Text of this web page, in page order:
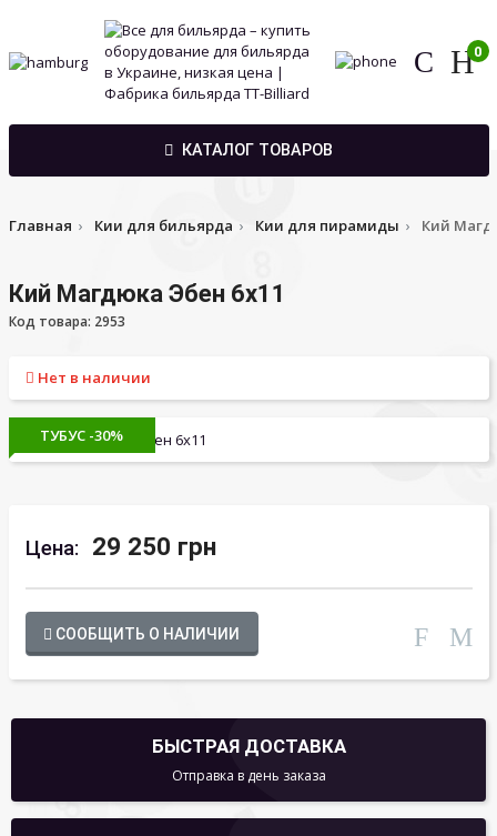
0
КАТАЛОГ ТОВАРОВ
Главная Кии для бильярда Кии для пирамиды Кий
Кий Магдюка Эбен 6х11
Код товара: 2953
Нет в наличии
ТУБУС -30%
Цена: 29 250 грн
СООБЩИТЬ О НАЛИЧИИ
БЫСТРАЯ ДОСТАВКА
Отправка в день заказа